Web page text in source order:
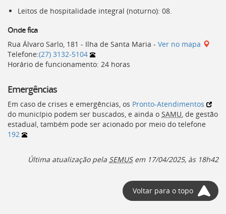
Leitos de hospitalidade integral (noturno): 08.
Onde fica
Rua Álvaro Sarlo, 181 - Ilha de Santa Maria - Ver no mapa
Telefone:(27) 3132-5104
Horário de funcionamento: 24 horas
Emergências
Em caso de crises e emergências, os Pronto-Atendimentos
do município podem ser buscados, e ainda o SAMU , de gestão
estadual, também pode ser acionado por meio do telefone
192
Última atualização pela SEMUSem 17/04/2025, às 18h42
Voltar para o topo